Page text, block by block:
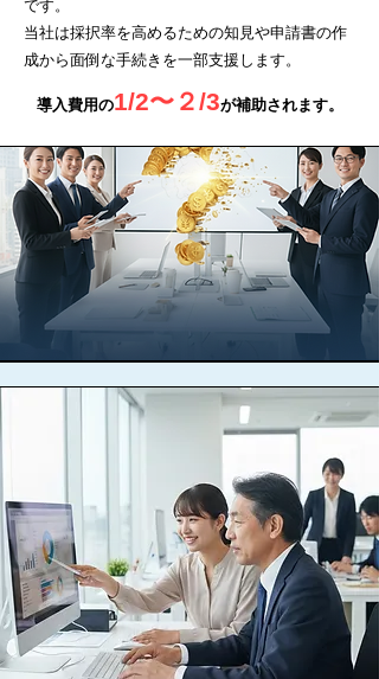
です。
当社は採択率を高めるための知見や申請書の作
成から面倒な手続きを一部支援します。
導入費用の1/2〜２/3が補助されます。